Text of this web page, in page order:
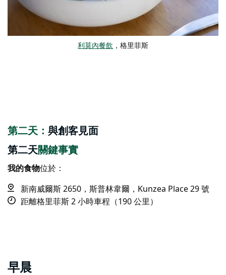
利莫內餐飲 ，格里菲斯
第二天： 與創客見面
第二天關鍵事實
我的食物位於：
新南威爾斯 2650，斯普林韋爾，Kunzea Place 29 號
距離格里菲斯 2 小時車程（190 公里）
早晨